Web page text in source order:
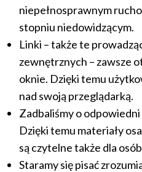
niepełnosprawnym
stopniu niedowidzącym.
Linki – także te
zewnętrznych – zawsze
oknie. Dzięki temu
nad swoją przeglądarką.
Zadbaliśmy o
Dzięki temu materiały
są czytelne także dla
Staramy się pisać